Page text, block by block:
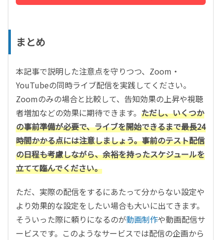
まとめ
本記事で説明した注意点を守りつつ、Zoom・
YouTubeの同時ライブ配信を実践してください。
Zoomのみの場合と比較して、告知効果の上昇や視聴
者増加などの効果に期待できます。 ただし、いくつか
の事前準備が必要で、ライブを開始できるまで最長24
時間かかる点には注意しましょう。事前のテスト配信
の日程も考慮しながら、余裕を持ったスケジュールを
立てて臨んでください。
ただ、実際の配信をするにあたって分からない設定や
より効果的な設定をしたい場合も大いに出てきます。
そういった際に頼りになるのが動画制作や動画配信サ
ービスです。このようなサービスでは配信の企画から